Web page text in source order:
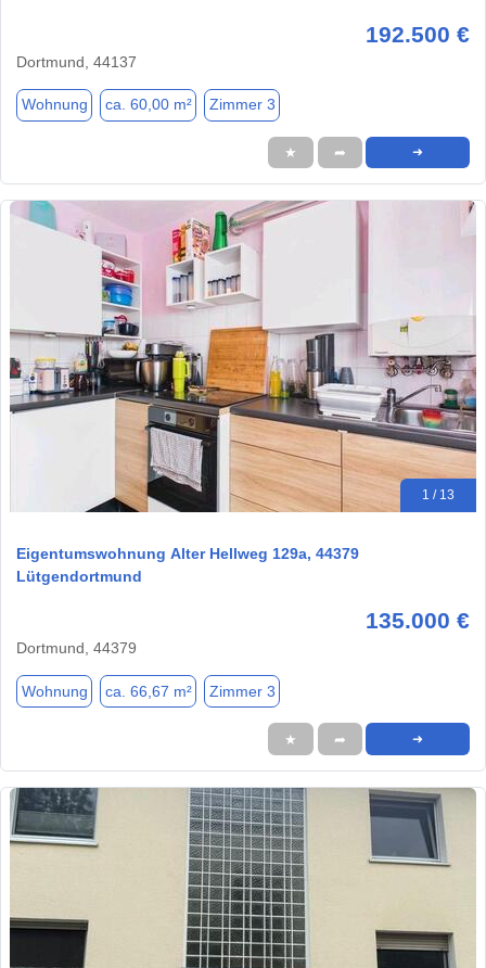
192.500 €
Dortmund, 44137
Wohnung ca. 60,00 m² Zimmer 3
★ ➦ ➜
1 / 13
Eigentumswohnung Alter Hellweg 129a, 44379
Lütgendortmund
135.000 €
Dortmund, 44379
Wohnung ca. 66,67 m² Zimmer 3
★ ➦ ➜